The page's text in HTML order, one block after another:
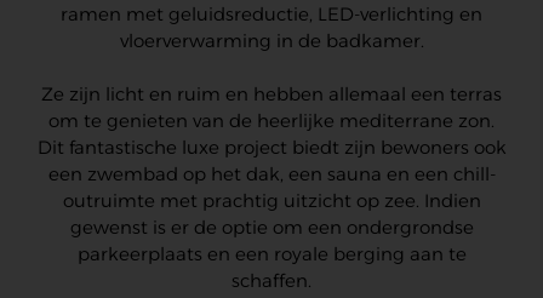
ramen met geluidsreductie, LED-verlichting en
vloerverwarming in de badkamer.
Ze zijn licht en ruim en hebben allemaal een terras
om te genieten van de heerlijke mediterrane zon.
Dit fantastische luxe project biedt zijn bewoners ook
een zwembad op het dak, een sauna en een chill-
outruimte met prachtig uitzicht op zee. Indien
gewenst is er de optie om een ondergrondse
parkeerplaats en een royale berging aan te
schaffen.